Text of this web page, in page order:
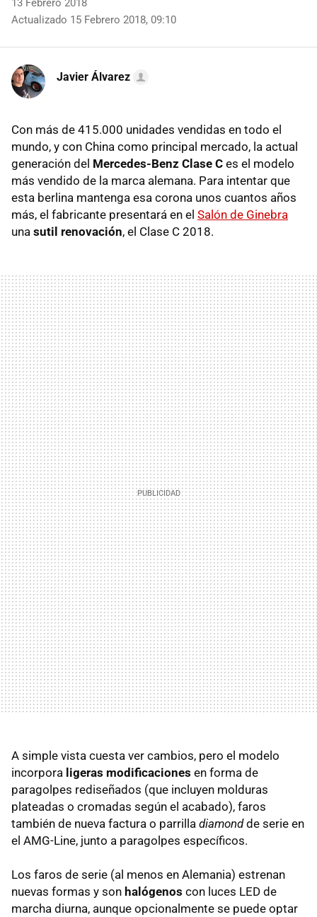
13 Febrero 2018
Actualizado 15 Febrero 2018, 09:10
Javier Álvarez
Con más de 415.000 unidades vendidas en todo el
mundo, y con China como principal mercado, la actual
generación del Mercedes-Benz Clase C es el modelo
más vendido de la marca alemana. Para intentar que
esta berlina mantenga esa corona unos cuantos años
más, el fabricante presentará en el Salón de Ginebra
una sutil renovación, el Clase C 2018.
A simple vista cuesta ver cambios, pero el modelo
incorpora ligeras modificaciones en forma de
paragolpes rediseñados (que incluyen molduras
plateadas o cromadas según el acabado), faros
también de nueva factura o parrilla diamondde serie en
el AMG-Line, junto a paragolpes específicos.
Los faros de serie (al menos en Alemania) estrenan
nuevas formas y son halógenos con luces LED de
marcha diurna, aunque opcionalmente se puede optar